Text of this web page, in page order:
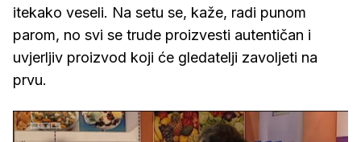
itekako veseli. Na setu se, kaže, radi punom
parom, no svi se trude proizvesti autentičan i
uvjerljiv proizvod koji će gledatelji zavoljeti na
prvu.